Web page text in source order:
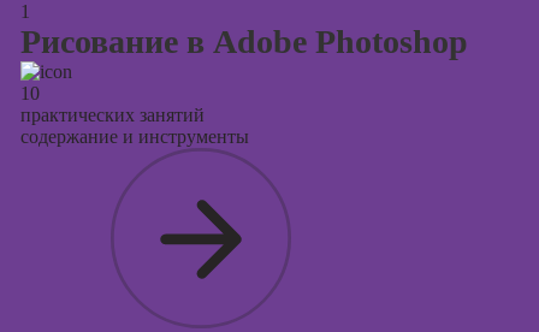
социальных
сетях
1
Рисование в Adobe Photoshop
10
практических занятий
содержание и инструменты